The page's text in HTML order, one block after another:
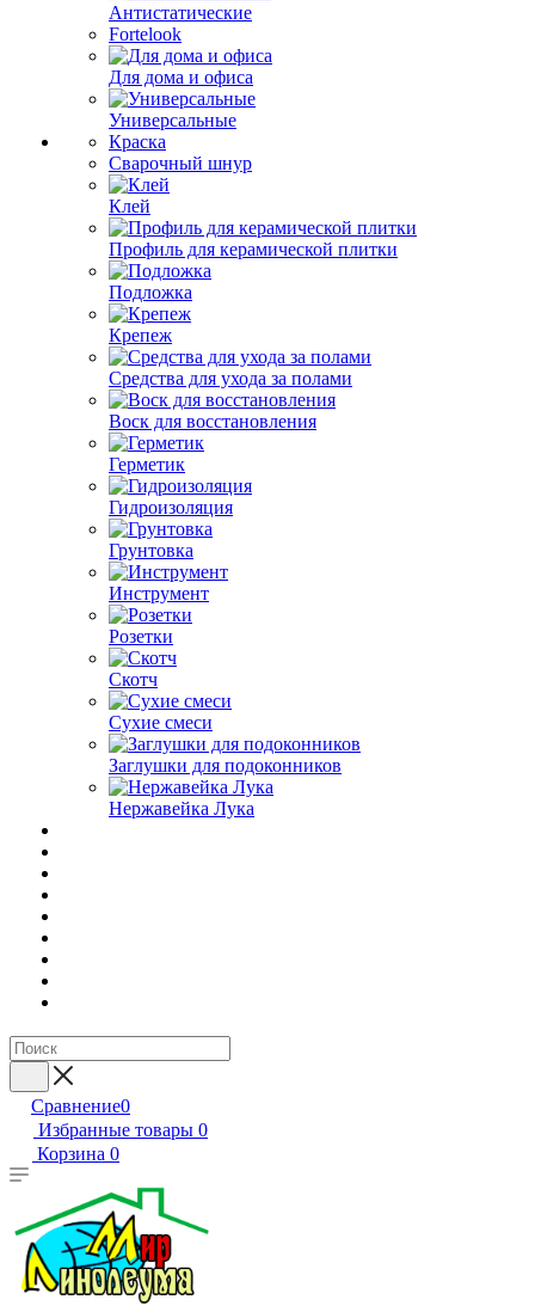
Антистатические
Fortelook
Для дома и офиса
Универсальные
Краска
Сварочный шнур
Клей
Профиль для керамической плитки
Подложка
Крепеж
Средства для ухода за полами
Воск для восстановления
Герметик
Гидроизоляция
Грунтовка
Инструмент
Розетки
Скотч
Сухие смеси
Заглушки для подоконников
Нержавейка Лука
Сравнение0
Избранные товары 0
Корзина 0